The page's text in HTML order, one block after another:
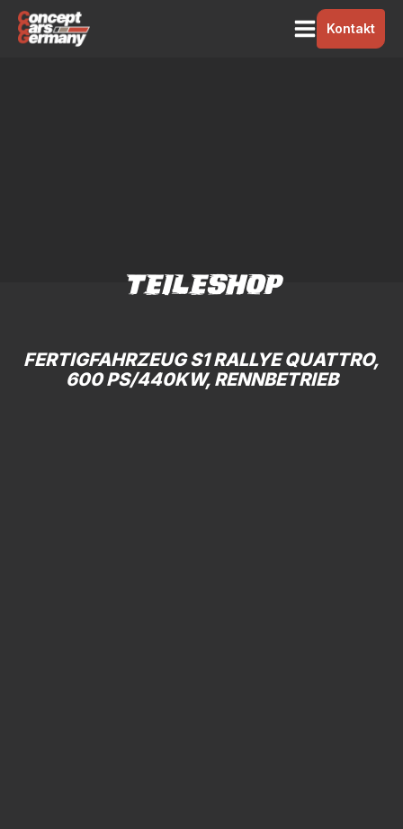
Kontakt
TEILESHOP
FERTIGFAHRZEUG S1 RALLYE QUATTRO,
600 PS/440KW, RENNBETRIEB